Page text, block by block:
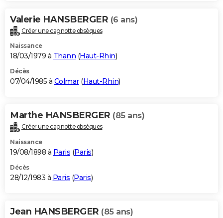
Valerie HANSBERGER (6 ans)
Créer une cagnotte obsèques
Naissance
18/03/1979 à Thann (Haut-Rhin)
Décès
07/04/1985 à Colmar(Haut-Rhin)
Marthe HANSBERGER (85 ans)
Créer une cagnotte obsèques
Naissance
19/08/1898 à Paris (Paris)
Décès
28/12/1983 à Paris (Paris)
Jean HANSBERGER (85 ans)